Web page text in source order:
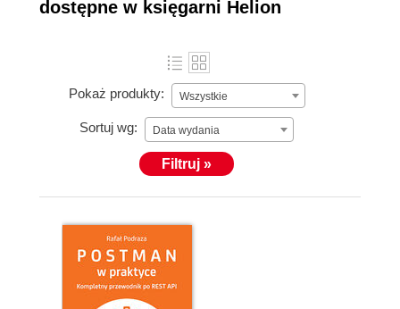
dostępne w księgarni Helion
Pokaż produkty: Wszystkie
Sortuj wg: Data wydania
Filtruj »